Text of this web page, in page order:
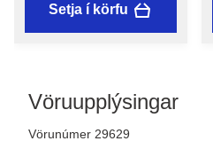
Setja í körfu
Vöruupplýsingar
Vörunúmer 29629